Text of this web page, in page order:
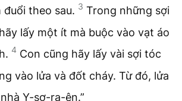
theo sau. 3 Trong những sợi
lấy một ít mà buộc vào vạt áo
4 Con cũng hãy lấy vài sợi tóc
vào lửa và đốt cháy. Từ đó, lửa
Y-sơ-ra-ên.”